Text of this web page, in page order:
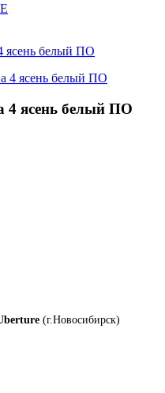
ясень белый ПО
4 ясень белый ПО
(г.Новосибирск)